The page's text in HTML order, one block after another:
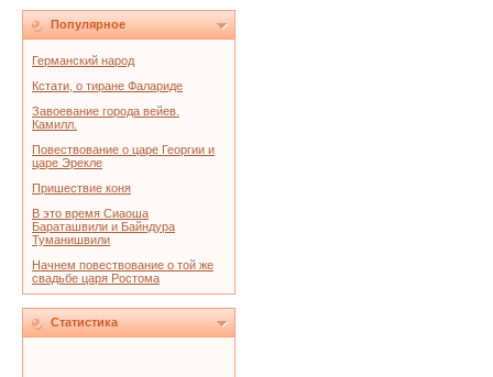
Популярное
Германский народ
Кстати, о тиране Фалариде
Завоевание города вейев.
Камилл.
Повествование о царе Георгии и
царе Эрекле
Пришествие коня
В это время Сиаоша
Бараташвили и Байндура
Туманишвили
Начнем повествование о той же
свадьбе царя Ростома
Статистика